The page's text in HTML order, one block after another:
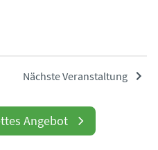
Nächste Veranstaltung
Angebot